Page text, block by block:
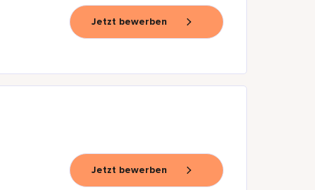
Jetzt bewerben
Jetzt bewerben